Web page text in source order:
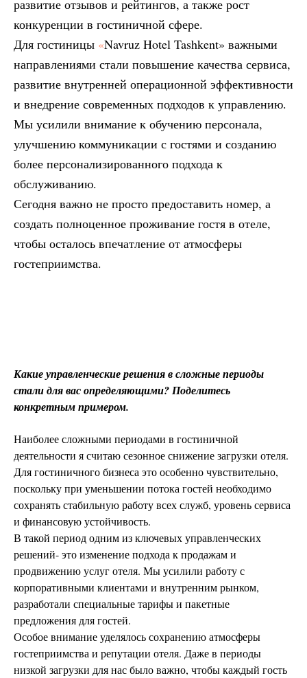
развитие отзывов и рейтингов, а также рост
конкуренции в гостиничной сфере.
Для гостиницы «Navruz Hotel Tashkent» важными
направлениями стали повышение качества сервиса,
развитие внутренней операционной эффективности
и внедрение современных подходов к управлению.
Мы усилили внимание к обучению персонала,
улучшению коммуникации с гостями и созданию
более персонализированного подхода к
обслуживанию.
Сегодня важно не просто предоставить номер, а
создать полноценное проживание гостя в отеле,
чтобы осталось впечатление от атмосферы
гостеприимства.
Какие управленческие решения в сложные периоды
стали для вас определяющими? Поделитесь
конкретным примером.
Наиболее сложными периодами в гостиничной
деятельности я считаю сезонное снижение загрузки отеля.
Для гостиничного бизнеса это особенно чувствительно,
поскольку при уменьшении потока гостей необходимо
сохранять стабильную работу всех служб, уровень сервиса
и финансовую устойчивость.
В такой период одним из ключевых управленческих
решений- это изменение подхода к продажам и
продвижению услуг отеля. Мы усилили работу с
корпоративными клиентами и внутренним рынком,
разработали специальные тарифы и пакетные
предложения для гостей.
Особое внимание уделялось сохранению атмосферы
гостеприимства и репутации отеля. Даже в периоды
низкой загрузки для нас было важно, чтобы каждый гость